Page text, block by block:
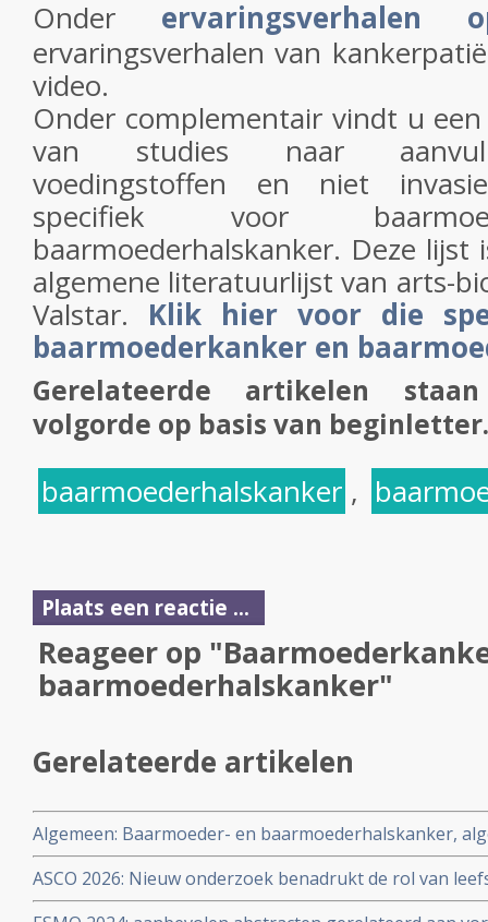
Onder ervaringsverhalen
ervaringsverhalen van
video.
Onder complementair vindt u
van studies naar
voedingstoffen en niet
specifiek voor
baarmoederhalskanker. Deze
algemene literatuurlijst van arts-
Valstar. Klik hier voor die
baarmoederkanker en
Gerelateerde artikelen
volgorde op basis van
baarmoederhalskanker ,
Plaats een reactie ...
Reageer op
baarmoederhalskanker"
Gerelateerde artikelen
Algemeen: Baarmoeder- en baarmoederhalskanker,
ASCO 2026: Nieuw onderzoek benadrukt de rol van
behandelstrategieën in de kankerzorg. Artikel